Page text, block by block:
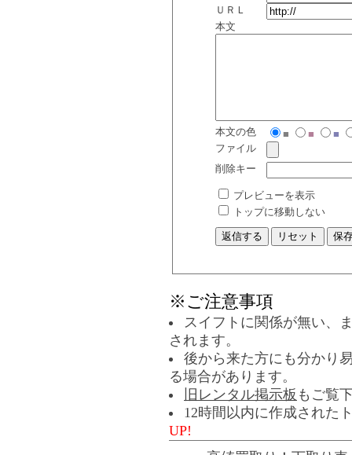
ＵＲＬ
本文
本文の色 ■ ■
■
ファイル
削除キー
プレビューを表示
トップに移動しない
※ご注意事項
スイフトに関係が無い、
されます。
後から来た方にも分かり
る場合があります。
旧レンタル掲示板 もご覧
12時間以内に作成された
UP!